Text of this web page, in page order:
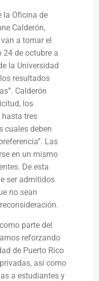
la Oficina de
Calderón,
a tomar el
24 de octubre a
la Universidad
resultados
Calderón
los
hasta tres
cuales deben
Las
en un mismo
De esta
ser admitidos
no sean
parte del
reforzando
de Puerto Rico
así como
a estudiantes y